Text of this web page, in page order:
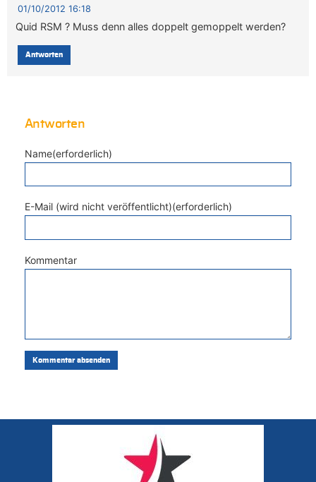
01/10/2012 16:18
Quid RSM ? Muss denn alles doppelt gemoppelt werden?
Antworten
Antworten
Name(erforderlich)
E-Mail (wird nicht veröffentlicht)(erforderlich)
Kommentar